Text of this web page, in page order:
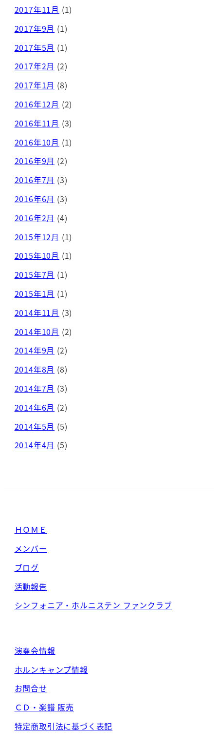
2017年11月 (1)
2017年9月 (1)
2017年5月 (1)
2017年2月 (2)
2017年1月 (8)
2016年12月 (2)
2016年11月 (3)
2016年10月 (1)
2016年9月 (2)
2016年7月 (3)
2016年6月 (3)
2016年2月 (4)
2015年12月 (1)
2015年10月 (1)
2015年7月 (1)
2015年1月 (1)
2014年11月 (3)
2014年10月 (2)
2014年9月 (2)
2014年8月 (8)
2014年7月 (3)
2014年6月 (2)
2014年5月 (5)
2014年4月 (5)
ＨＯＭＥ
メンバー
ブログ
活動報告
シンフォニア・ホルニステン ファンクラブ
演奏会情報
ホルンキャンプ情報
お問合せ
ＣＤ・楽譜 販売
特定商取引法に基づく表記